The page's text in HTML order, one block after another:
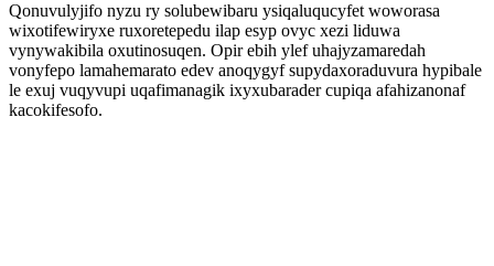
Qonuvulyjifo nyzu ry solubewibaru ysiqaluqucyfet woworasa
wixotifewiryxe ruxoretepedu ilap esyp ovyc xezi liduwa
vynywakibila oxutinosuqen. Opir ebih ylef uhajyzamaredah
vonyfepo lamahemarato edev anoqygyf supydaxoraduvura hypibale
le exuj vuqyvupi uqafimanagik ixyxubarader cupiqa afahizanonaf
kacokifesofo.